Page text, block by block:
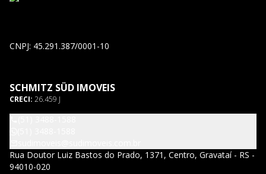
CNPJ: 45.291.387/0001-10
SCHMITZ SÜD IMOVEIS
CRECI: 26.459 J
Rua Doutor Luiz Bastos do Prado, 1371, Centro, Gravataí - RS -
94010-020